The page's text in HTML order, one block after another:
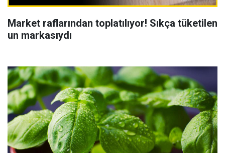
Market raflarından toplatılıyor! Sıkça tüketilen
un markasıydı